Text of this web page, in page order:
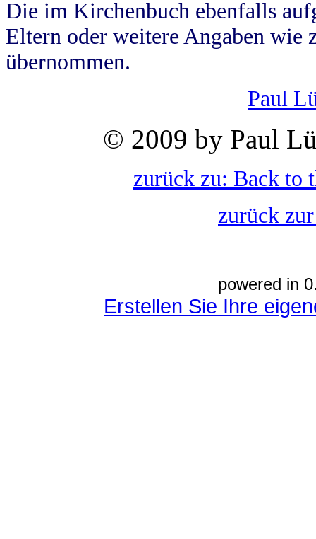
Die im Kirchenbuch ebenfalls
Eltern oder weitere Angaben wie
übernommen.
Paul
© 2009 by Paul
zurück zu: Back to
zurück
powered in
Erstellen Sie Ihre